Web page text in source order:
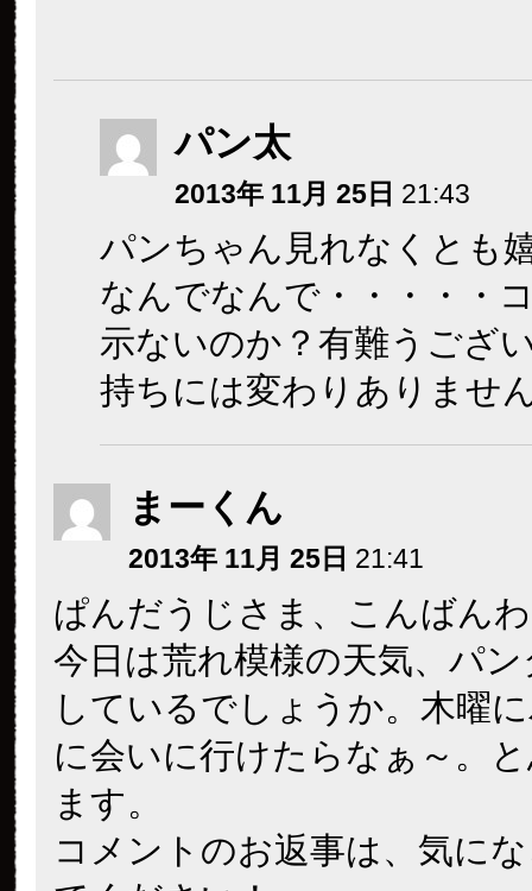
パン太
2013年 11月 25日 21:43
パンちゃん見れなくとも
なんでなんで・・・・・
示ないのか？有難うござ
持ちには変わりありませ
まーくん
2013年 11月 25日 21:41
ぱんだうじさま、こんばん
今日は荒れ模様の天気、パ
しているでしょうか。木曜
に会いに行けたらなぁ～。
ます。
コメントのお返事は、気に